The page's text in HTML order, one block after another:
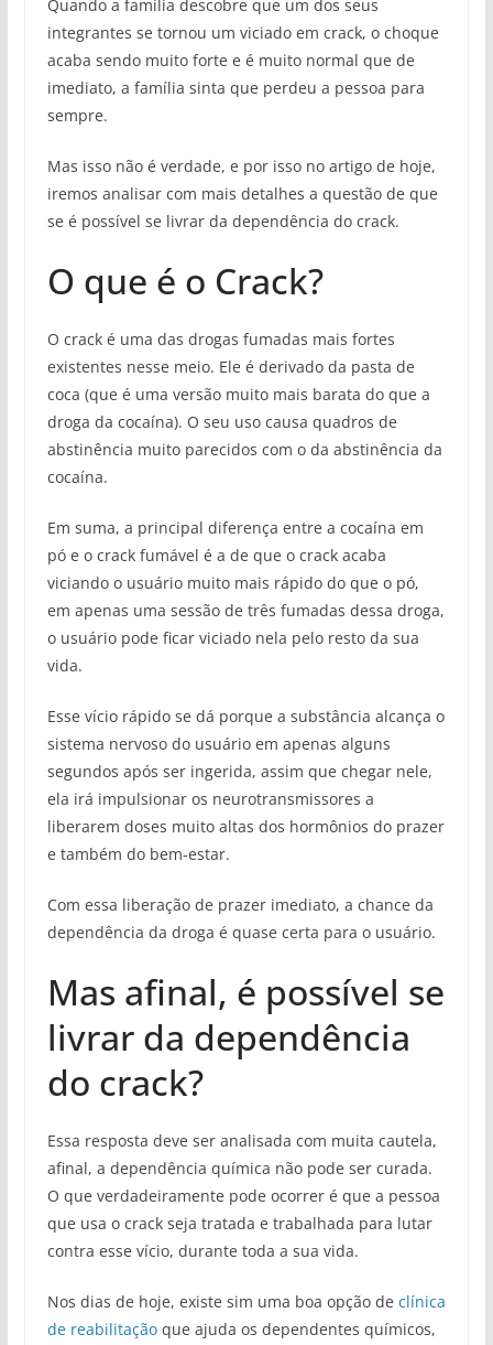
Quando a família descobre que um dos seus
integrantes se tornou um viciado em crack, o choque
acaba sendo muito forte e é muito normal que de
imediato, a família sinta que perdeu a pessoa para
sempre.
Mas isso não é verdade, e por isso no artigo de hoje,
iremos analisar com mais detalhes a questão de que
se é possível se livrar da dependência do crack.
O que é o Crack?
O crack é uma das drogas fumadas mais fortes
existentes nesse meio. Ele é derivado da pasta de
coca (que é uma versão muito mais barata do que a
droga da cocaína). O seu uso causa quadros de
abstinência muito parecidos com o da abstinência da
cocaína.
Em suma, a principal diferença entre a cocaína em
pó e o crack fumável é a de que o crack acaba
viciando o usuário muito mais rápido do que o pó,
em apenas uma sessão de três fumadas dessa droga,
o usuário pode ficar viciado nela pelo resto da sua
vida.
Esse vício rápido se dá porque a substância alcança o
sistema nervoso do usuário em apenas alguns
segundos após ser ingerida, assim que chegar nele,
ela irá impulsionar os neurotransmissores a
liberarem doses muito altas dos hormônios do prazer
e também do bem-estar.
Com essa liberação de prazer imediato, a chance da
dependência da droga é quase certa para o usuário.
Mas afinal, é possível se
livrar da dependência
do crack?
Essa resposta deve ser analisada com muita cautela,
afinal, a dependência química não pode ser curada.
O que verdadeiramente pode ocorrer é que a pessoa
que usa o crack seja tratada e trabalhada para lutar
contra esse vício, durante toda a sua vida.
Nos dias de hoje, existe sim uma boa opção de clínica
de reabilitaçãoque ajuda os dependentes químicos,